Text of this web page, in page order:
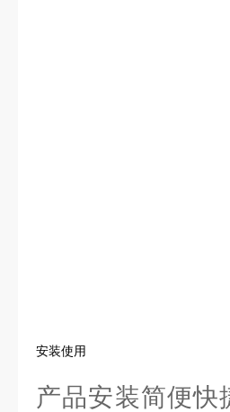
安装使用
产品安装简便快